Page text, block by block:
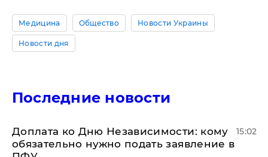
Медицина Общество Новости Украины
Новости дня
Последние новости
Доплата ко Дню Независимости: кому
обязательно нужно подать заявление в
15:02